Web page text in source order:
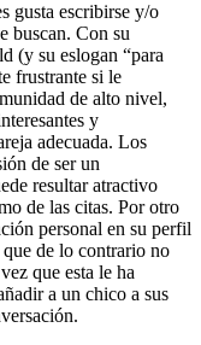
gusta escribirse y/o
buscan. Con su
(y su eslogan “para
frustrante si le
de alto nivel,
y
adecuada. Los
de ser un
resultar atractivo
de las citas. Por otro
personal en su perfil
que de lo contrario no
que esta le ha
a un chico a sus